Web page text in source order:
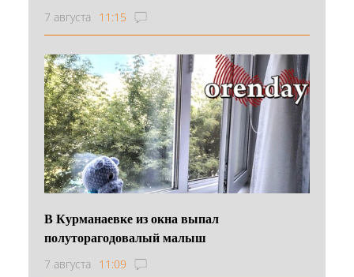
7 августа 11:15
В Курманаевке из окна выпал
полуторагодовалый малыш
7 августа 11:09